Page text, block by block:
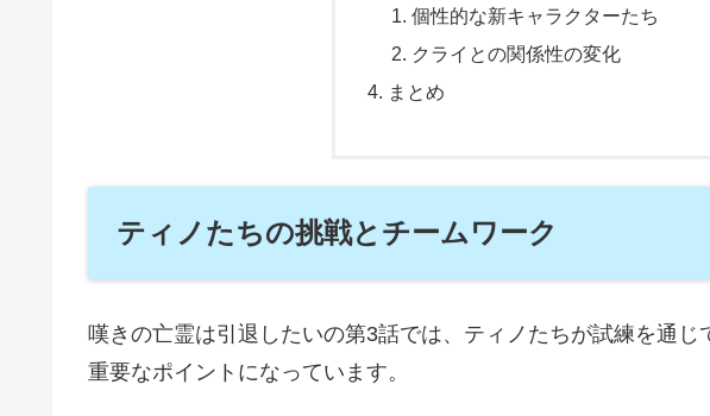
個性的な新キャラクターたち
クライとの関係性の変化
まとめ
ティノたちの挑戦とチームワーク
嘆きの亡霊は引退したいの第3話では、ティノたちが試練を通
重要なポイントになっています。